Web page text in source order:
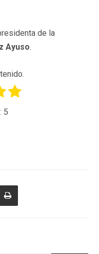
de la
Ayuso.
5